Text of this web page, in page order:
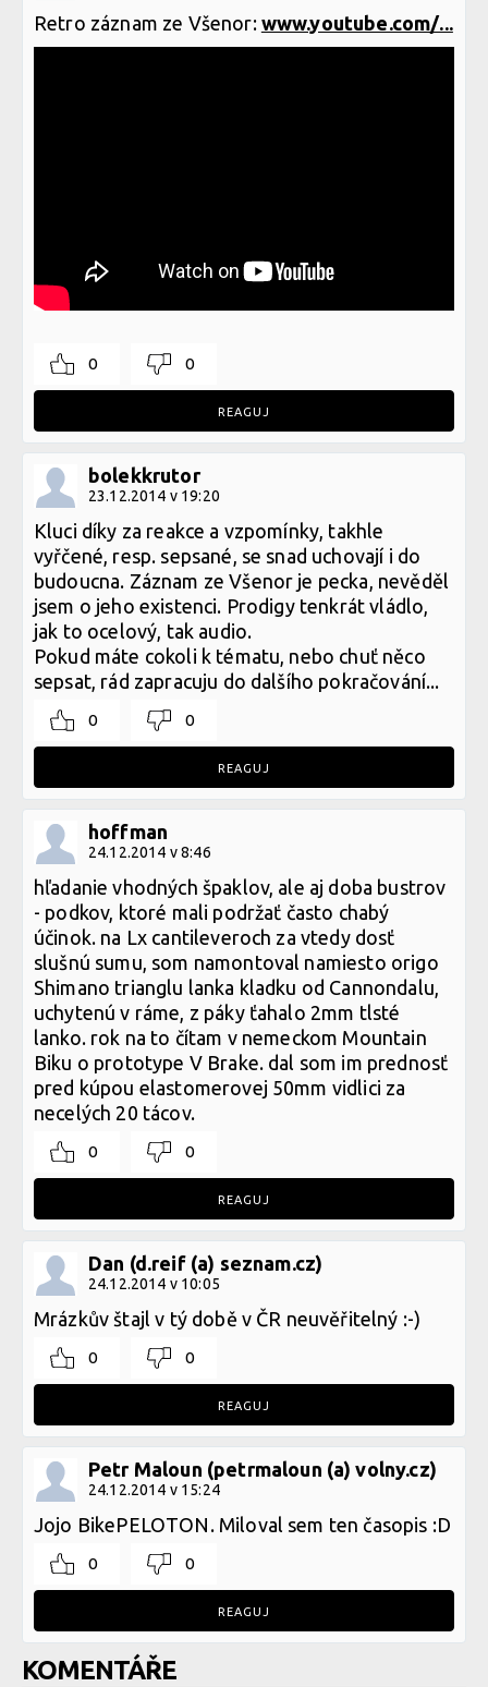
Retro záznam ze Všenor: www.youtube.com/...
0 0
REAGUJ
bolekkrutor
23.12.2014 v 19:20
Kluci díky za reakce a vzpomínky, takhle
vyřčené, resp. sepsané, se snad uchovají i do
budoucna. Záznam ze Všenor je pecka, nevěděl
jsem o jeho existenci. Prodigy tenkrát vládlo,
jak to ocelový, tak audio.
Pokud máte cokoli k tématu, nebo chuť něco
sepsat, rád zapracuju do dalšího pokračování...
0 0
REAGUJ
hoffman
24.12.2014 v 8:46
hľadanie vhodných špaklov, ale aj doba bustrov
- podkov, ktoré mali podržať často chabý
účinok. na Lx cantileveroch za vtedy dosť
slušnú sumu, som namontoval namiesto origo
Shimano trianglu lanka kladku od Cannondalu,
uchytenú v ráme, z páky ťahalo 2mm tlsté
lanko. rok na to čítam v nemeckom Mountain
Biku o prototype V Brake. dal som im prednosť
pred kúpou elastomerovej 50mm vidlici za
necelých 20 tácov.
0 0
REAGUJ
Dan (d.reif (a) seznam.cz)
24.12.2014 v 10:05
Mrázkův štajl v tý době v ČR neuvěřitelný :-)
0 0
REAGUJ
Petr Maloun (petrmaloun (a) volny.cz)
24.12.2014 v 15:24
Jojo BikePELOTON. Miloval sem ten časopis :D
0 0
REAGUJ
KOMENTÁŘE